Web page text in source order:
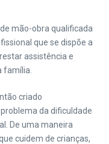
mão-obra qualificada
que se dispõe a
assistência e
família.
criado
da dificuldade
De uma maneira
cuidem de crianças,